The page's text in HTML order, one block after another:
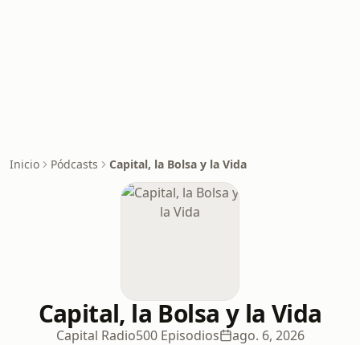
Inicio Pódcasts Capital, la Bolsa y la Vida
Capital, la Bolsa y la Vida
Capital Radio500 Episodios ago. 6, 2026